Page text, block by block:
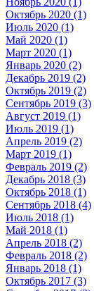
Октябрь 2020 (1)
Июль 2020 (1)
Май 2020 (1)
Март 2020 (1)
Январь 2020 (2)
Декабрь 2019 (2)
Октябрь 2019 (2)
Сентябрь 2019 (3)
Август 2019 (1)
Июль 2019 (1)
Апрель 2019 (2)
Март 2019 (1)
Февраль 2019 (2)
Декабрь 2018 (3)
Октябрь 2018 (1)
Сентябрь 2018 (4)
Июль 2018 (1)
Май 2018 (1)
Апрель 2018 (2)
Февраль 2018 (2)
Январь 2018 (1)
Октябрь 2017 (3)